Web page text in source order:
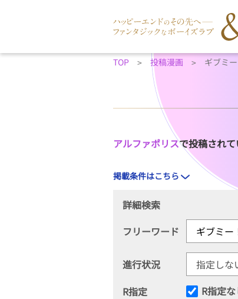
TOP 投稿漫画 ギブミ
アルファポリスで投稿されて
掲載条件はこちら
詳細検索
フリーワード
進行状況
R指定
R指定な